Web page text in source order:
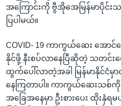
အကြောင်းကို ဗွီအိုအေမြန်မာပိုင်း
ပြပါမယ်။
COVID- 19 ကာကွယ်ဆေး အော
နိုင်ဖို့ နီးစပ်လာနေပြီဆိုတဲ့ သတင်
ထွက်ပေါ်လာတဲ့အခါ မြန်မာနိုင်ငံမှ
နေကြတာပါ။ ကာကွယ်ဆေးသစ်
အခြေအနေမှာ ဦးစားပေး ထိုးနှံ